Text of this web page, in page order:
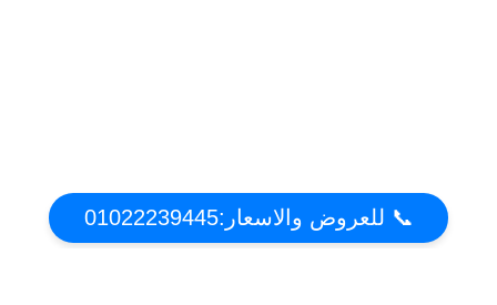
📞 للعروض والاسعار:01022239445